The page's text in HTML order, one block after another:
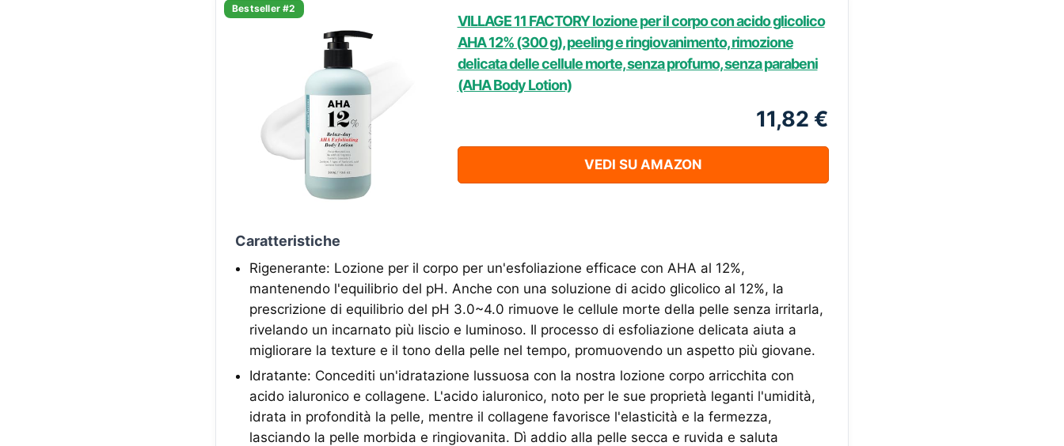
Bestseller #2
VILLAGE 11 FACTORY lozione per il corpo con acido glicolico
AHA 12% (300 g), peeling e ringiovanimento, rimozione
delicata delle cellule morte, senza profumo, senza parabeni
(AHA Body Lotion)
11,82 €
VEDI SU AMAZON
Caratteristiche
Rigenerante: Lozione per il corpo per un'esfoliazione efficace con AHA al 12%,
mantenendo l'equilibrio del pH. Anche con una soluzione di acido glicolico al 12%, la
prescrizione di equilibrio del pH 3.0~4.0 rimuove le cellule morte della pelle senza irritarla,
rivelando un incarnato più liscio e luminoso. Il processo di esfoliazione delicata aiuta a
migliorare la texture e il tono della pelle nel tempo, promuovendo un aspetto più giovane.
Idratante: Concediti un'idratazione lussuosa con la nostra lozione corpo arricchita con
acido ialuronico e collagene. L'acido ialuronico, noto per le sue proprietà leganti l'umidità,
idrata in profondità la pelle, mentre il collagene favorisce l'elasticità e la fermezza,
lasciando la pelle morbida e ringiovanita. Dì addio alla pelle secca e ruvida e saluta